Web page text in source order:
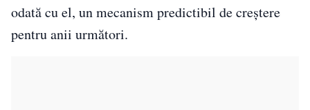
odată cu el, un mecanism predictibil de creștere
pentru anii următori.